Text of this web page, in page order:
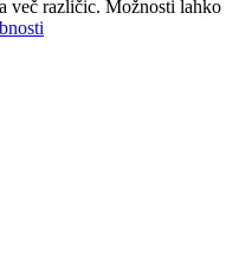
več različic. Možnosti lahko